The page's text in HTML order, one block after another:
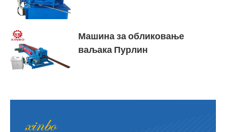
Машина за обликовање
ваљака Пурлин